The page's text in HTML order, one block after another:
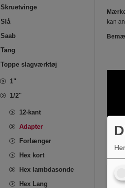
kan
Skruetvinge
Slå
Saab
Tang
Toppe slagværktøj
1"
1/2"
12-kant
Adapter
Forlænger
Hex kort
Hex lambdasonde
Hex Lang